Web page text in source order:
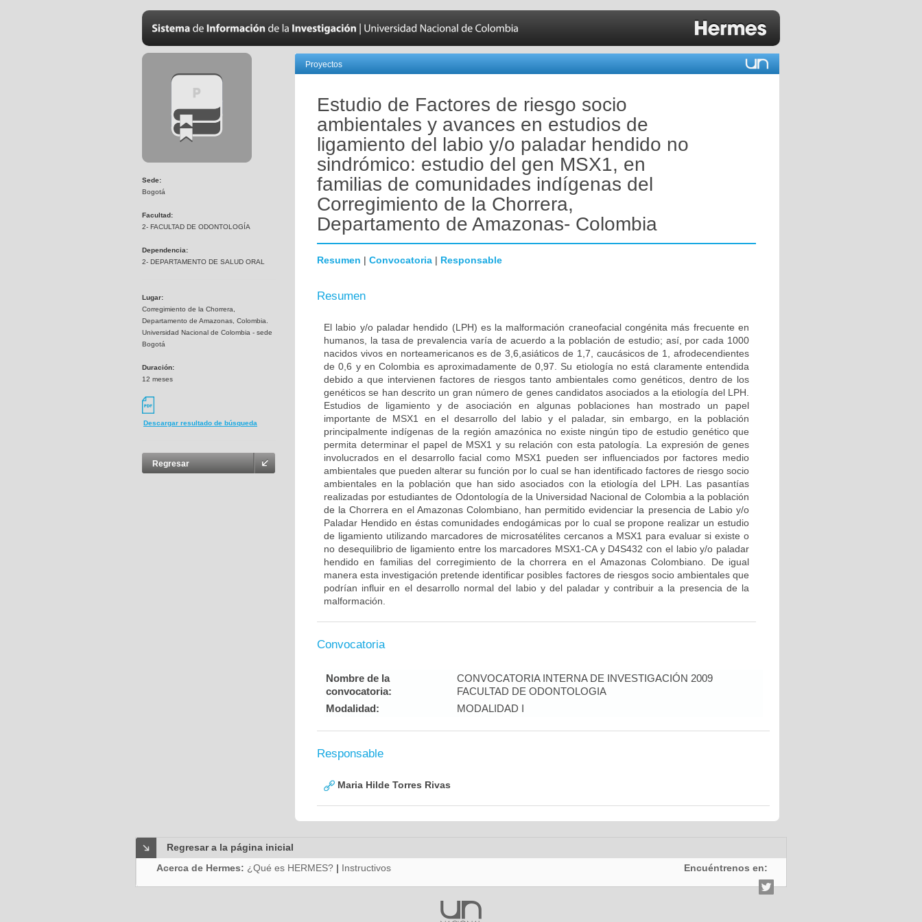
Sede:
Bogotá
Facultad:
2- FACULTAD DE ODONTOLOGÍA
Dependencia:
2- DEPARTAMENTO DE SALUD ORAL
Lugar:
Corregimiento de la Chorrera,
Departamento de Amazonas, Colombia.
Universidad Nacional de Colombia - sede
Bogotá
Duración:
12 meses
Descargar resultado de búsqueda
Regresar
Proyectos
Estudio de Factores de riesgo socio
ambientales y avances en estudios de
ligamiento del labio y/o paladar hendido no
sindrómico: estudio del gen MSX1, en
familias de comunidades indígenas del
Corregimiento de la Chorrera,
Departamento de Amazonas- Colombia
Resumen | Convocatoria | Responsable
Resumen
El labio y/o paladar hendido (LPH) es la malformación craneofacial congénita más frecuente en
humanos, la tasa de prevalencia varía de acuerdo a la población de estudio; así, por cada 1000
nacidos vivos en norteamericanos es de 3,6,asiáticos de 1,7, caucásicos de 1, afrodecendientes
de 0,6 y en Colombia es aproximadamente de 0,97. Su etiología no está claramente entendida
debido a que intervienen factores de riesgos tanto ambientales como genéticos, dentro de los
genéticos se han descrito un gran número de genes candidatos asociados a la etiología del LPH.
Estudios de ligamiento y de asociación en algunas poblaciones han mostrado un papel
importante de MSX1 en el desarrollo del labio y el paladar, sin embargo, en la población
principalmente indígenas de la región amazónica no existe ningún tipo de estudio genético que
permita determinar el papel de MSX1 y su relación con esta patología. La expresión de genes
involucrados en el desarrollo facial como MSX1 pueden ser influenciados por factores medio
ambientales que pueden alterar su función por lo cual se han identificado factores de riesgo socio
ambientales en la población que han sido asociados con la etiología del LPH. Las pasantías
realizadas por estudiantes de Odontología de la Universidad Nacional de Colombia a la población
de la Chorrera en el Amazonas Colombiano, han permitido evidenciar la presencia de Labio y/o
Paladar Hendido en éstas comunidades endogámicas por lo cual se propone realizar un estudio
de ligamiento utilizando marcadores de microsatélites cercanos a MSX1 para evaluar si existe o
no desequilibrio de ligamiento entre los marcadores MSX1-CA y D4S432 con el labio y/o paladar
hendido en familias del corregimiento de la chorrera en el Amazonas Colombiano. De igual
manera esta investigación pretende identificar posibles factores de riesgos socio ambientales que
podrían influir en el desarrollo normal del labio y del paladar y contribuir a la presencia de la
malformación.
Convocatoria
Nombre de la
convocatoria:
CONVOCATORIA INTERNA DE INVESTIGACIÓN 2009
FACULTAD DE ODONTOLOGIA
Modalidad:
MODALIDAD I
Responsable
Maria Hilde Torres Rivas
Regresar a la página inicial
Acerca de Hermes: ¿Qué es HERMES? | Instructivos Encuéntrenos en: